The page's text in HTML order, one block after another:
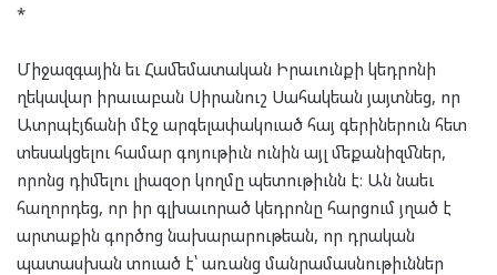
*
Միջազգային եւ Համեմատական Իրաւունքի կեդրոնի
ղեկավար իրաւաբան Սիրանուշ Սահակեան յայտնեց, որ
Ատրպէյճանի մէջ արգելափակուած հայ գերիներուն հետ
տեսակցելու համար գոյութիւն ունին այլ մեքանիզմներ,
որոնց դիմելու լիազօր կողմը պետութիւնն է։ Ան նաեւ
հաղորդեց, որ իր գլխաւորած կեդրոնը հարցում յղած է
արտաքին գործոց նախարարութեան, որ դրական
պատասխան տուած է՝ առանց մանրամասնութիւններ